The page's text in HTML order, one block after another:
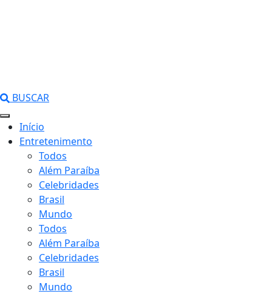
BUSCAR
Início
Entretenimento
Todos
Além Paraíba
Celebridades
Brasil
Mundo
Todos
Além Paraíba
Celebridades
Brasil
Mundo